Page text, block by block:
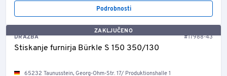
Podrobnosti
ZAKLJUČENO
DRAŽBA
#17988-43
Stiskanje furnirja Bürkle S 150 350/130
65232 Taunusstein, Georg-Ohm-Str. 17/ Produktionshalle 1